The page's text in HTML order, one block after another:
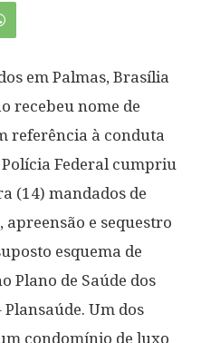
em Palmas, Brasília
recebeu nome de
referência à conduta
Federal cumpriu
(14) mandados de
e sequestro
esquema de
Plano de Saúde dos
Um dos
condomínio de luxo